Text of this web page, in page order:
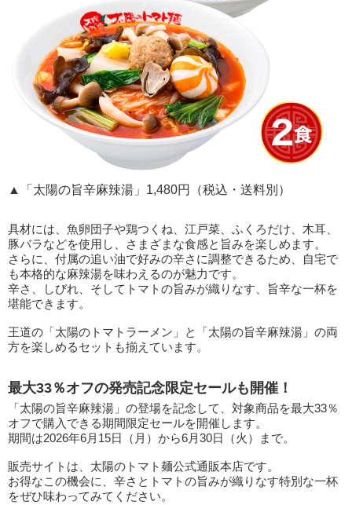
▲「太陽の旨辛麻辣湯」1,480円（税込・送料別）
具材には、魚卵団子や鶏つくね、江戸菜、ふくろだけ、木耳、
豚バラなどを使用し、さまざまな食感と旨みを楽しめます。
さらに、付属の追い油で好みの辛さに調整できるため、自宅で
も本格的な麻辣湯を味わえるのが魅力です。
辛さ、しびれ、そしてトマトの旨みが織りなす、旨辛な一杯を
堪能できます。
王道の「太陽のトマトラーメン」と「太陽の旨辛麻辣湯」の両
方を楽しめるセットも揃えています。
最大33％オフの発売記念限定セールも開催！
「太陽の旨辛麻辣湯」の登場を記念して、対象商品を最大33％
オフで購入できる期間限定セールを開催します。
期間は2026年6月15日（月）から6月30日（火）まで。
販売サイトは、太陽のトマト麺公式通販本店です。
お得なこの機会に、辛さとトマトの旨みが織りなす特別な一杯
をぜひ味わってみてください。